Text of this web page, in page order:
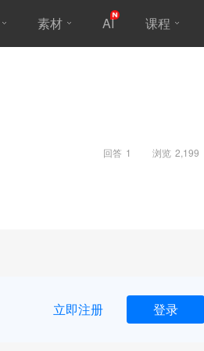
素材 AI 课程
回答 1 浏览 2,199
立即注册 登录